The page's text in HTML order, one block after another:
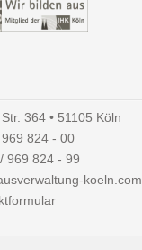
364 • 51105 Köln
824 - 00
969 824 - 99
koeln.com